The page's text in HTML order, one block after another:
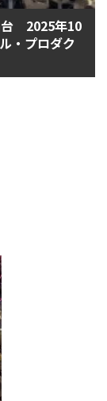
台 2025年10
・プロダク